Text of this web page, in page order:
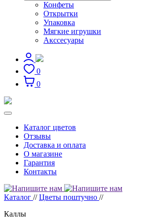
Конфеты
Открытки
Упаковка
Мягкие игрушки
Акссесуары
0
0
Каталог цветов
Отзывы
Доставка и оплата
О магазине
Гарантия
Контакты
Каталог // Цветы поштучно //
Каллы